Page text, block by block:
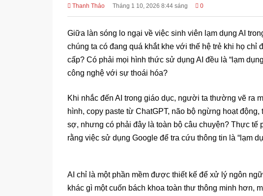
Thanh Thảo Tháng 1 10, 2026 8:44 sáng 0
Giữa làn sóng lo ngại về việc sinh viên lạm dụng AI
chúng ta có đang quá khắt khe với thế hệ trẻ khi họ
cấp? Có phải mọi hình thức sử dụng AI đều là “lạm
công nghệ với sự thoái hóa?
Khi nhắc đến AI trong giáo dục, người ta thường vẽ ra
hình, copy paste từ ChatGPT, não bộ ngừng hoạt
sợ, nhưng có phải đây là toàn bộ câu chuyện? Thực tế
rằng việc sử dụng Google để tra cứu thông tin là “lạm
AI chỉ là một phần mềm được thiết kế để xử lý ngôn
khác gì một cuốn bách khoa toàn thư thông minh hơn,